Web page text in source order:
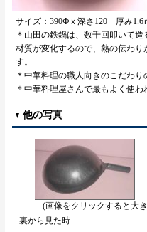
サイズ：390Фｘ深さ120 厚み1.6
＊山田の鉄鍋は、数千回叩いて造
材質が変化するので、熱の伝わ
す。
＊中華料理の職人向きのこだわり
＊中華料理屋さんで最もよく使
他の写真
(画像をクリックすると大
裏から見た時